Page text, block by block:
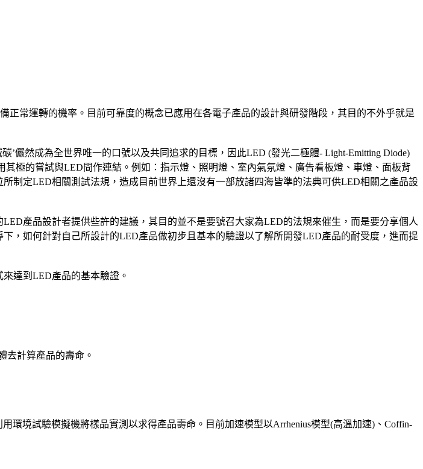
正常運轉的機率。目前可靠度的概念已應用在各電子產品的設計與研發階段，其目的不外乎就是
’儼然成為全世界唯一的口號以及共同追求的目標，因此LED (發光二極體- Light-Emitting Diode)
極的嘗試與LED間作連結。例如：指示燈、照明燈、室內氣氛燈、廣告看板燈、車燈、面板背
定LED相關測試法規，造成目前世界上還沒有一部放諸四海皆準的法典可供LED相關之產品設
產品設計者提供些許的建議，其目的並不是要號召大家為LED的法規來催生，而是要分享個人
，如何針對自己所設計的LED產品做初步且基本的驗證以了解所開發LED產品的耐受度，進而提
達到LED產品的基本驗證。
去計算產品的壽命。
環境試驗模擬機將樣品實測以求得產品壽命。目前加速模型以Arrhenius模型(高溫加速)、Coffin-